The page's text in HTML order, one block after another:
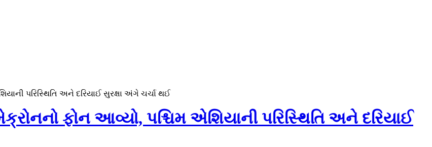
પરિસ્થિતિ અને દરિયાઈ સુરક્ષા અંગે ચર્ચા થઈ
ફોન આવ્યો, પશ્ચિમ એશિયાની પરિસ્થિતિ અને દરિયાઈ